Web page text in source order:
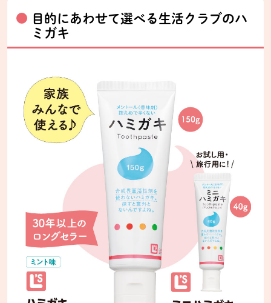
目的にあわせて選べる生活クラブのハ
ミガキ